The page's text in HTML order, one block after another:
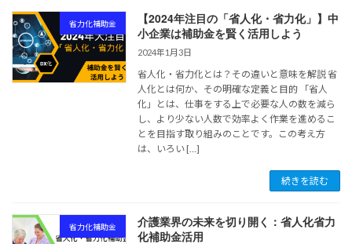
省力化補助金
【2024年注目の「省人化・省力化」】中
小企業は補助金を賢く活用しよう
2024年1月3日
省人化・省力化とは？その違いと意味を解説 省
人化とは何か、その明確な定義と目的 「省人
化」とは、仕事をする上で必要な人の数を減ら
し、より少ない人数で効率よく作業を進めるこ
とを目指す取り組みのことです。この考え方
は、いろい […]
続きを読む
省力化補助金
介護業界の未来を切り開く：省人化省力
化補助金活用